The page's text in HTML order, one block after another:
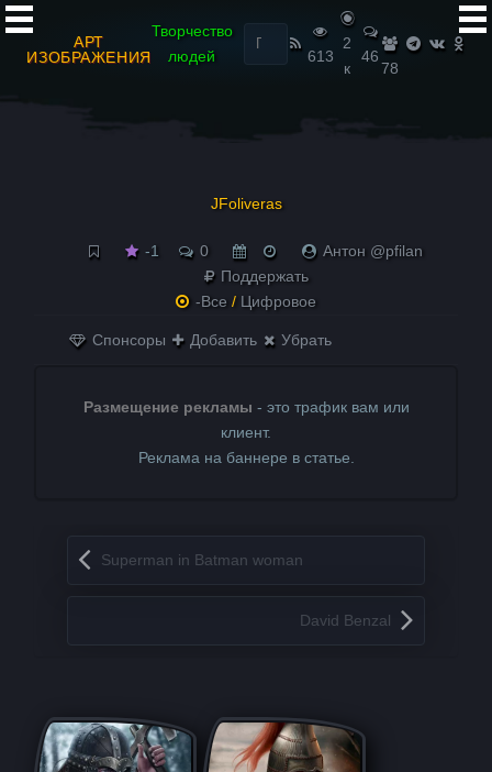
АРТ
ИЗОБРАЖЕНИЯ
Творчество
людей
Найти:
613
2
к
46
78
JFoliveras
-1 0
Антон @pfilan
Поддержать
-Все / Цифровое
Спонсоры Добавить Убрать
Размещение рекламы - это трафик вам или
клиент.
Реклама на баннере в статье.
Запись навигация
Superman in Batman woman
David Benzal